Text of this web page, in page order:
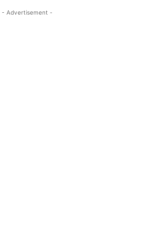
- Advertisement -